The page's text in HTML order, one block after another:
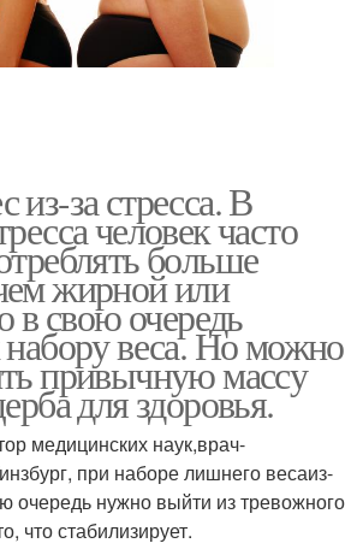
за стресса. В
человек часто
больше
жирной или
в свою очередь
веса. Но можно
привычную массу
для здоровья.
медицинских наук,врач-
при наборе лишнего весаиз-
очередь нужно выйти из тревожного
что стабилизирует.